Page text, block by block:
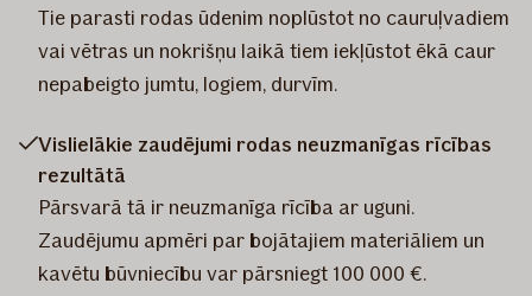
Tie parasti rodas ūdenim noplūstot no cauruļvadiem
vai vētras un nokrišņu laikā tiem iekļūstot ēkā caur
nepabeigto jumtu, logiem, durvīm.
Vislielākie zaudējumi rodas neuzmanīgas rīcības
rezultātā
Pārsvarā tā ir neuzmanīga rīcība ar uguni.
Zaudējumu apmēri par bojātajiem materiāliem un
kavētu būvniecību var pārsniegt 100 000 €.